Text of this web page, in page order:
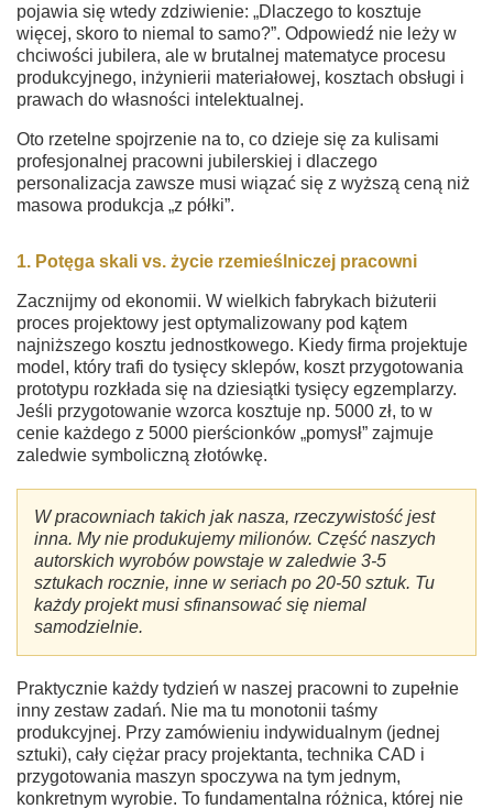
pojawia się wtedy zdziwienie: „Dlaczego to kosztuje
więcej, skoro to niemal to samo?”. Odpowiedź nie leży w
chciwości jubilera, ale w brutalnej matematyce procesu
produkcyjnego, inżynierii materiałowej, kosztach obsługi i
prawach do własności intelektualnej.
Oto rzetelne spojrzenie na to, co dzieje się za kulisami
profesjonalnej pracowni jubilerskiej i dlaczego
personalizacja zawsze musi wiązać się z wyższą ceną niż
masowa produkcja „z półki”.
1. Potęga skali vs. życie rzemieślniczej pracowni
Zacznijmy od ekonomii. W wielkich fabrykach biżuterii
proces projektowy jest optymalizowany pod kątem
najniższego kosztu jednostkowego. Kiedy firma projektuje
model, który trafi do tysięcy sklepów, koszt przygotowania
prototypu rozkłada się na dziesiątki tysięcy egzemplarzy.
Jeśli przygotowanie wzorca kosztuje np. 5000 zł, to w
cenie każdego z 5000 pierścionków „pomysł” zajmuje
zaledwie symboliczną złotówkę.
W pracowniach takich jak nasza, rzeczywistość jest
inna. My nie produkujemy milionów. Część naszych
autorskich wyrobów powstaje w zaledwie 3-5
sztukach rocznie, inne w seriach po 20-50 sztuk. Tu
każdy projekt musi sfinansować się niemal
samodzielnie.
Praktycznie każdy tydzień w naszej pracowni to zupełnie
inny zestaw zadań. Nie ma tu monotonii taśmy
produkcyjnej. Przy zamówieniu indywidualnym (jednej
sztuki), cały ciężar pracy projektanta, technika CAD i
przygotowania maszyn spoczywa na tym jednym,
konkretnym wyrobie. To fundamentalna różnica, której nie